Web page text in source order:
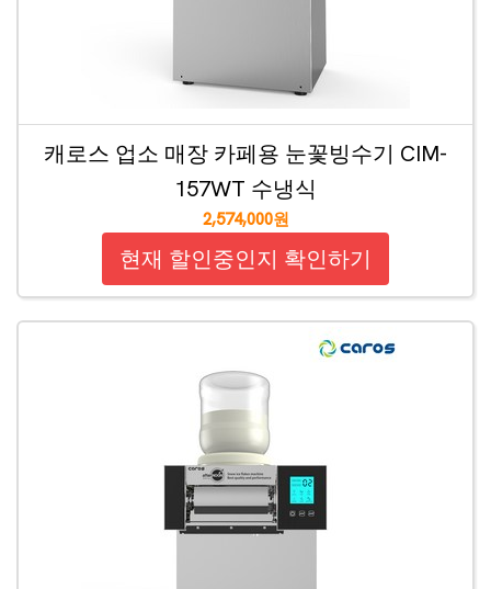
캐로스 업소 매장 카페용 눈꽃빙수기 CIM-
157WT 수냉식
2,574,000원
현재 할인중인지 확인하기